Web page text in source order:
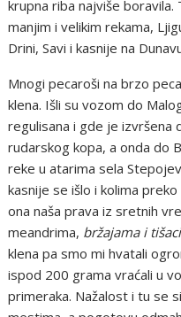
krupna riba najviše boravila.
manjim i velikim rekama,
Drini, Savi i kasnije na
Mnogi pecaroši na brzo
klena. Išli su vozom do
regulisana i gde je izvršena
rudarskog kopa, a onda do
reke u atarima sela
kasnije se išlo i kolima
ona naša prava iz sretnih
meandrima, bržajama i
klena pa smo mi hvatali
ispod 200 grama vraćali u
primeraka. Nažalost i tu se